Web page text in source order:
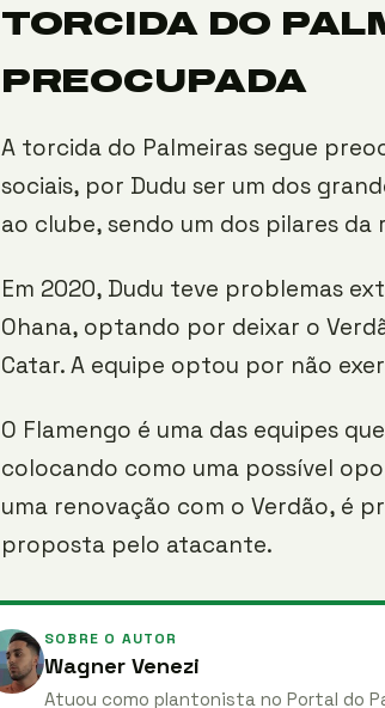
TORCIDA DO
PREOCUPADA
A torcida do Palmeiras segue
sociais, por Dudu ser um dos
ao clube, sendo um dos pilares
Em 2020, Dudu teve problemas
Ohana, optando por deixar o
Catar. A equipe optou por não
O Flamengo é uma das equipes
colocando como uma possível
uma renovação com o Verdão, é
proposta pelo atacante.
SOBRE O AUTOR
Wagner Venezi
Atuou como plantonista no Portal do